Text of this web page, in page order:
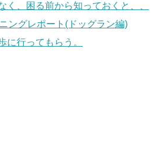
く、困る前から知っておくと、、
ングレポート(ドッグラン編)
に行ってもらう。